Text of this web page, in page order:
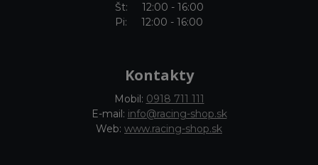
Št: 12:00 - 16:00
Pi: 12:00 - 16:00
Kontakty
Mobil: 0918 711 111
E-mail: info@racing-shop.sk
Web: www.racing-shop.sk